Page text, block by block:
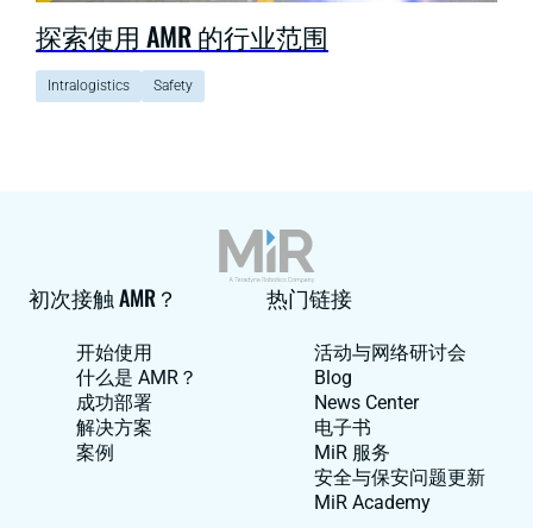
探索使用 AMR 的行业范围
Intralogistics Safety
初次接触 AMR？
开始使用
什么是 AMR？
成功部署
解决方案
案例
热门链接
活动与网络研讨会
Blog
News Center
电子书
MiR 服务
安全与保安问题更新
MiR Academy